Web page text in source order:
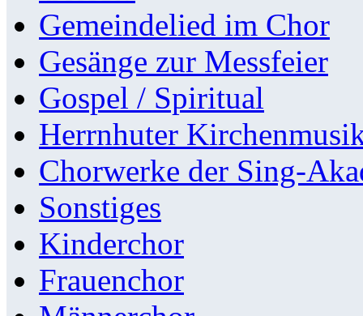
Gemeindelied im Chor
Gesänge zur Messfeier
Gospel / Spiritual
Herrnhuter
Chorwerke der Sing-
Sonstiges
Kinderchor
Frauenchor